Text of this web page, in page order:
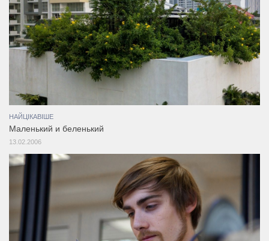
НАЙЦІКАВІШЕ
Маленький и беленький
13.02.2006